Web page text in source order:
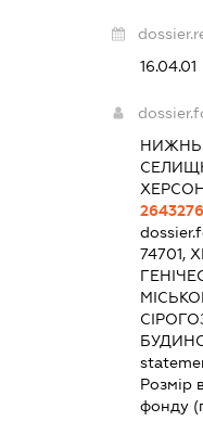
16.04.01
74701,
Розмір
фонду